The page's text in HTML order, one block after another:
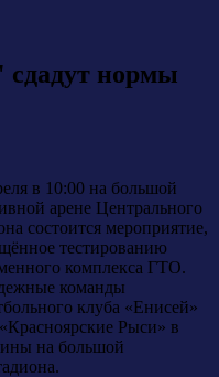
нормы
в 10:00 на большой
арене Центрального
состоится мероприятие,
тестированию
комплекса ГТО.
команды
клуба «Енисей»
Рыси» в
на большой